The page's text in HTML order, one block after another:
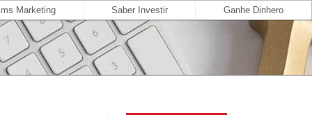
Marketing Saber Investir Ganhe Dinhero